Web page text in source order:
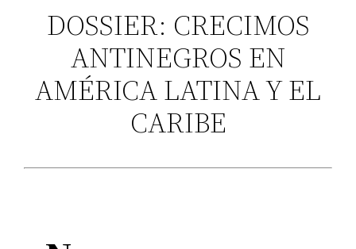
DOSSIER: CRECIMOS
ANTINEGROS EN
AMÉRICA LATINA Y EL
CARIBE